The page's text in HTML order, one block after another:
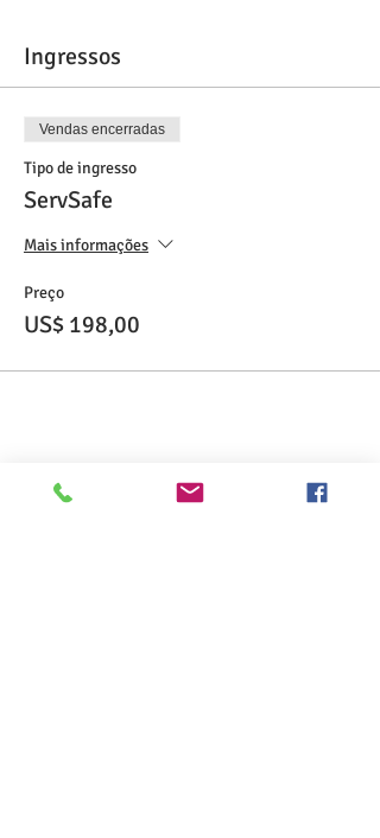
Ingressos
Vendas encerradas
Tipo de ingresso
ServSafe
Mais informações
Preço
US$ 198,00
Compartilhe esse evento